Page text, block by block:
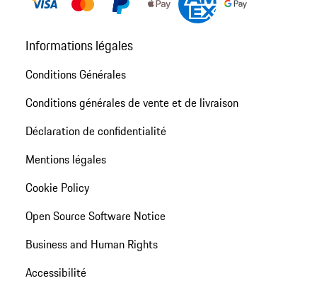
Informations légales
Conditions Générales
Conditions générales de vente et de livraison
Déclaration de confidentialité
Mentions légales
Cookie Policy
Open Source Software Notice
Business and Human Rights
Accessibilité